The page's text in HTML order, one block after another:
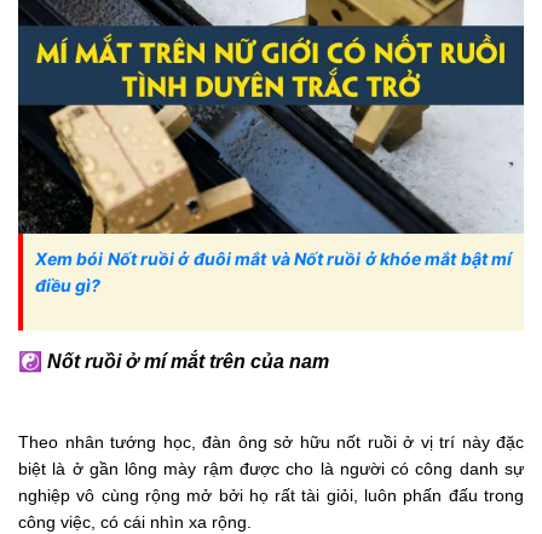
Xem bói Nốt ruồi ở đuôi mắt và Nốt ruồi ở khóe mắt bật mí
điều gì?
☯ Nốt ruồi ở mí mắt trên của nam
Theo nhân tướng học, đàn ông sở hữu nốt ruồi ở vị trí này đặc
biệt là ở gần lông mày rậm được cho là người có công danh sự
nghiệp vô cùng rộng mở bởi họ rất tài giỏi, luôn phấn đấu trong
công việc, có cái nhìn xa rộng.